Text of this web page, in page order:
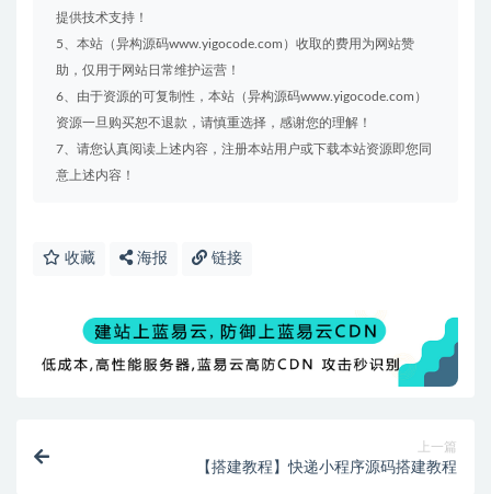
提供技术支持！
5、本站（异构源码www.yigocode.com）收取的费用为网站赞
助，仅用于网站日常维护运营！
6、由于资源的可复制性，本站（异构源码www.yigocode.com）
资源一旦购买恕不退款，请慎重选择，感谢您的理解！
7、请您认真阅读上述内容，注册本站用户或下载本站资源即您同
意上述内容！
收藏 海报 链接
上一篇
【搭建教程】快递小程序源码搭建教程